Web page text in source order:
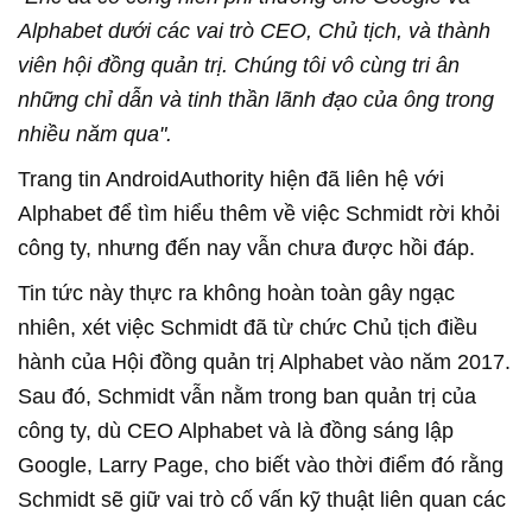
Alphabet dưới các vai trò CEO, Chủ tịch, và thành
viên hội đồng quản trị. Chúng tôi vô cùng tri ân
những chỉ dẫn và tinh thần lãnh đạo của ông trong
nhiều năm qua".
Trang tin AndroidAuthority hiện đã liên hệ với
Alphabet để tìm hiểu thêm về việc Schmidt rời khỏi
công ty, nhưng đến nay vẫn chưa được hồi đáp.
Tin tức này thực ra không hoàn toàn gây ngạc
nhiên, xét việc Schmidt đã từ chức Chủ tịch điều
hành của Hội đồng quản trị Alphabet vào năm 2017.
Sau đó, Schmidt vẫn nằm trong ban quản trị của
công ty, dù CEO Alphabet và là đồng sáng lập
Google, Larry Page, cho biết vào thời điểm đó rằng
Schmidt sẽ giữ vai trò cố vấn kỹ thuật liên quan các